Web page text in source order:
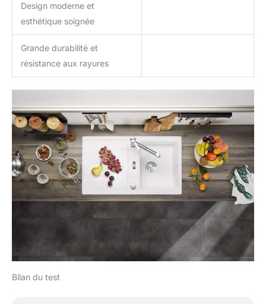
Design moderne et
esthétique soignée
Grande durabilité et
résistance aux rayures
Bilan du test